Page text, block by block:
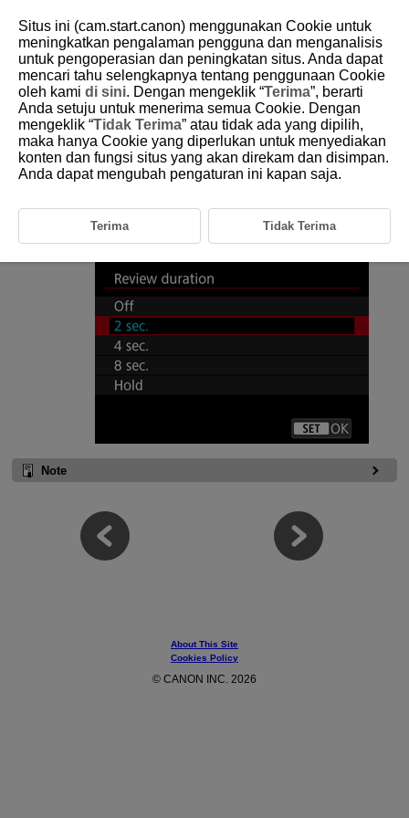
D292-091
Review Duration
To keep the image displayed immediately after you shoot, set to [Hold],
and if you prefer not to have the image displayed, set to [Off].
Select [
).
Select an option.
Note
About This Site
Cookies Policy
© CANON INC. 2026
Situs ini (cam.start.canon) menggunakan Cookie untuk
meningkatkan pengalaman pengguna dan menganalisis
untuk pengoperasian dan peningkatan situs. Anda dapat
mencari tahu selengkapnya tentang penggunaan Cookie
oleh kami di sini. Dengan mengeklik “Terima”, berarti
Anda setuju untuk menerima semua Cookie. Dengan
mengeklik “Tidak Terima” atau tidak ada yang dipilih,
maka hanya Cookie yang diperlukan untuk menyediakan
konten dan fungsi situs yang akan direkam dan disimpan.
Anda dapat mengubah pengaturan ini kapan saja.
Terima Tidak Terima